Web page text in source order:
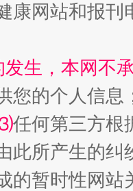
今
康网站和报
发生，本网不
您的个人信息
任何第三方根
此所产生的纠
的暂时性网